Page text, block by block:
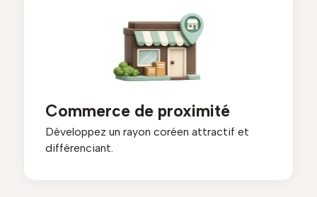
Commerce de proximité
Développez un rayon coréen attractif et
différenciant.